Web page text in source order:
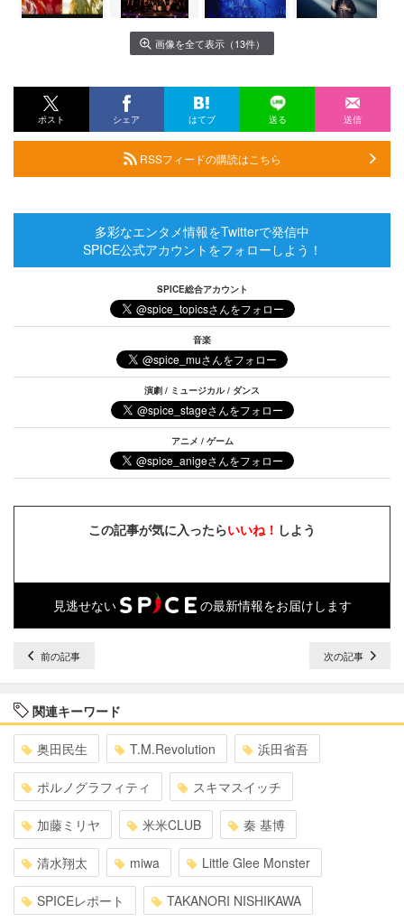
画像を全て表示（13件）
ポスト シェア はてブ 送る 送信
RSSフィードの購読はこちら
多彩なエンタメ情報をTwitterで発信中
SPICE公式アカウントをフォローしよう！
SPICE総合アカウント
音楽
演劇 / ミュージカル / ダンス
アニメ / ゲーム
この記事が気に入ったらいいね！ しよう
見逃せない の最新情報をお届けします
前の記事 次の記事
関連キーワード
奥田民生 T.M.Revolution 浜田省吾
ポルノグラフィティ スキマスイッチ
加藤ミリヤ 米米CLUB 秦 基博
清水翔太 miwa Little Glee Monster
SPICEレポート TAKANORI NISHIKAWA